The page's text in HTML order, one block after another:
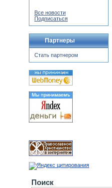
Все новости
Подписаться
Партнеры
Стать партнером
Поиск